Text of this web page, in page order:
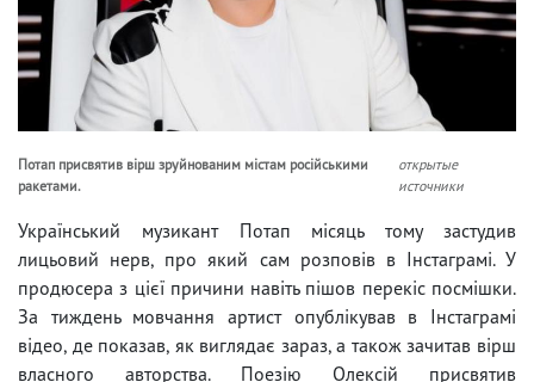
Потап присвятив вірш зруйнованим містам російськими
ракетами.
открытые
источники
Український музикант Потап місяць тому застудив
лицьовий нерв, про який сам розповів в Інстаграмі. У
продюсера з цієї причини навіть пішов перекіс посмішки.
За тиждень мовчання артист опублікував в Інстаграмі
відео, де показав, як виглядає зараз, а також зачитав вірш
власного авторства. Поезію Олексій присвятив